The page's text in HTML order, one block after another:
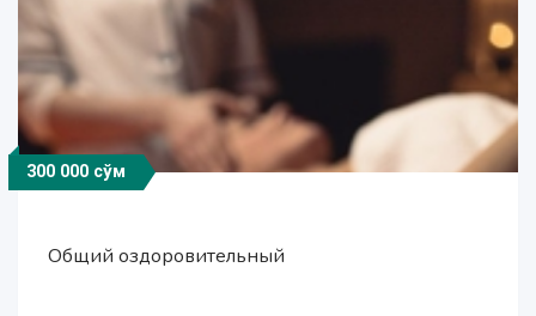
300 000 сўм
Общий оздоровительный
300 000 сўм
Общий оздоровительный
300 000 сўм
Общий оздоровительный